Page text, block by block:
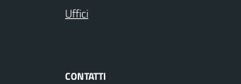
Uffici
CONTATTI